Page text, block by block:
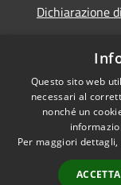
Dichiarazione
RSS
Accessibilità
Cookie
Mappa del sito
Questo sito web
necessari al
nonché un
Per maggiori